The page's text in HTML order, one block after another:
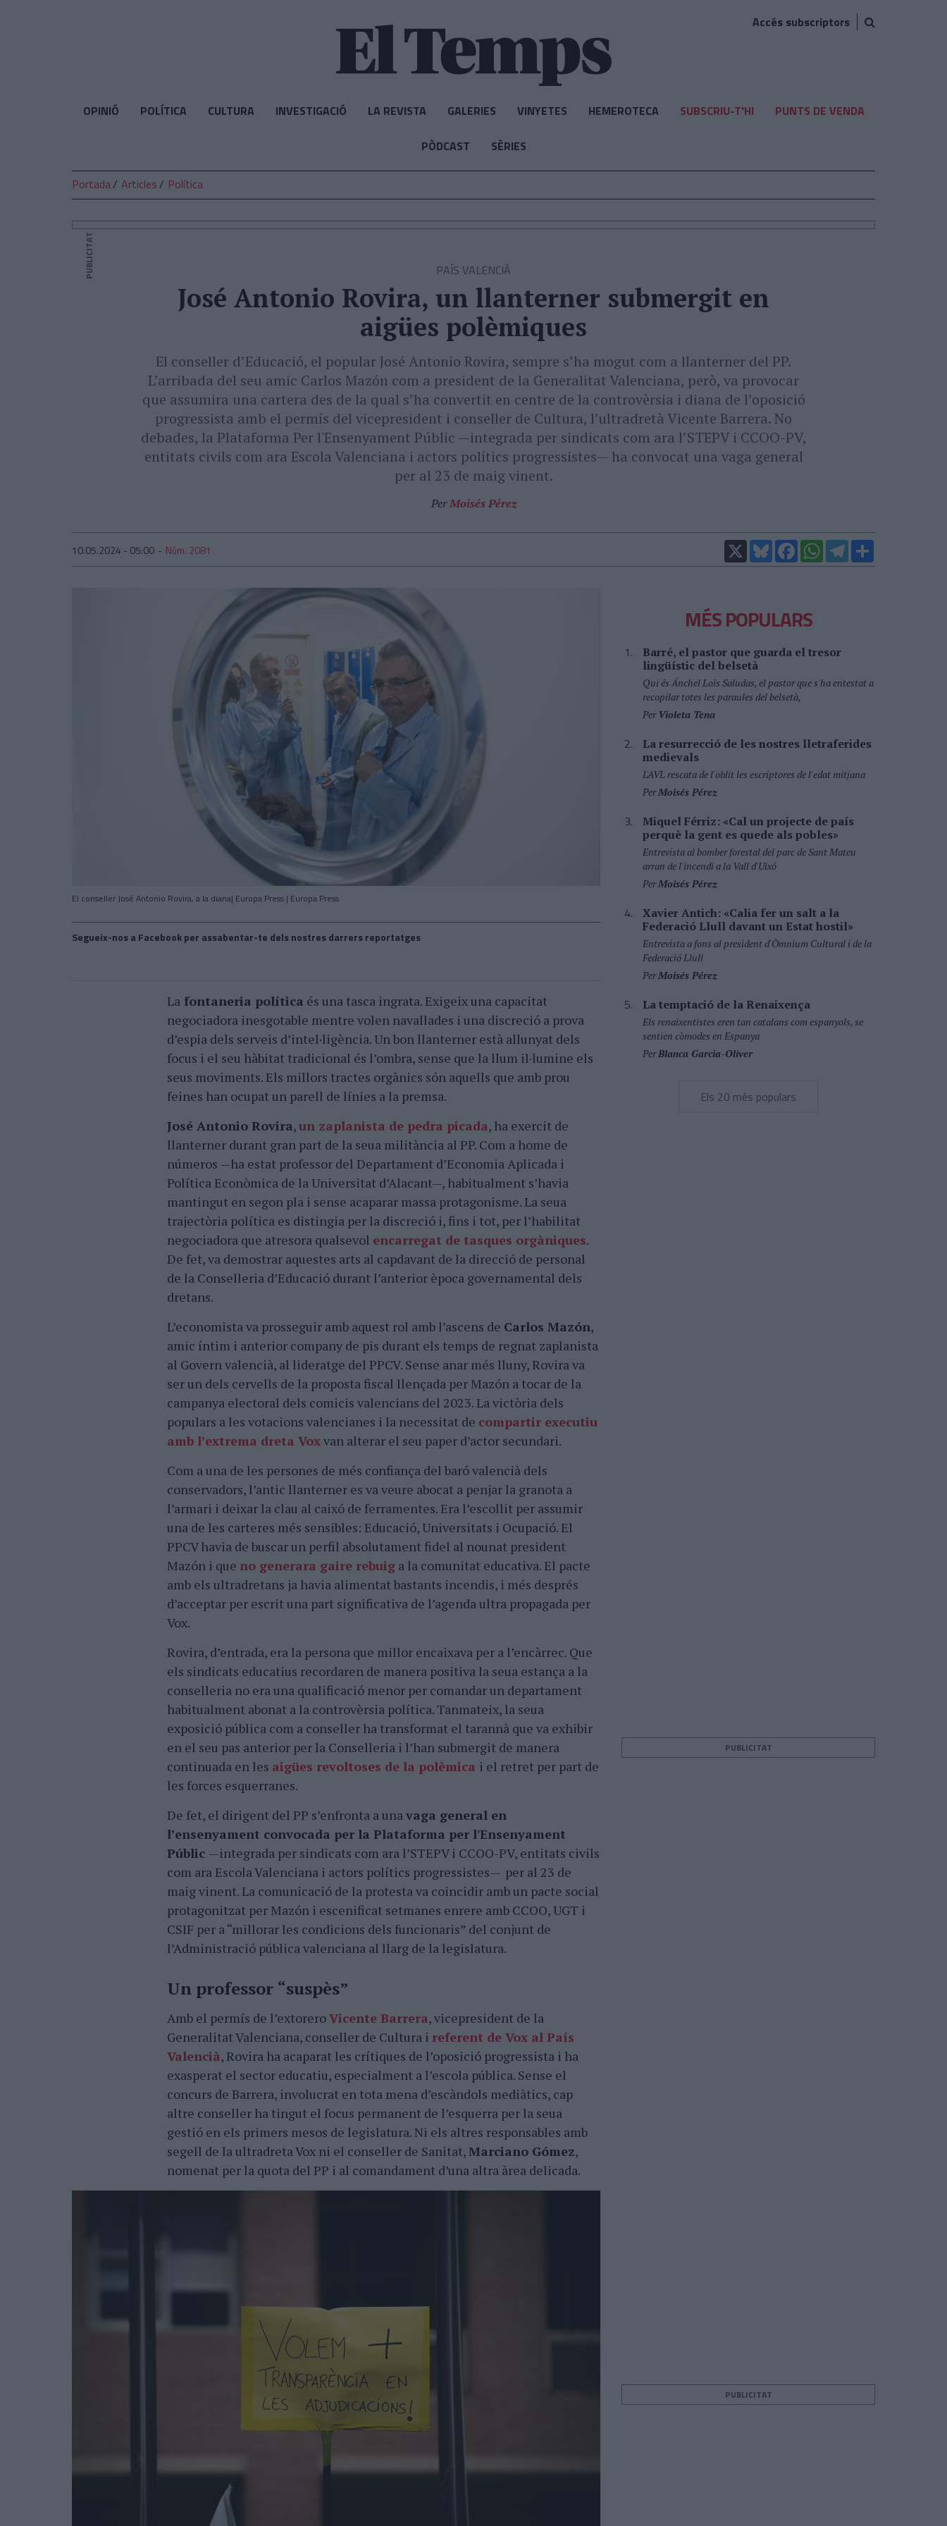
Accés subscriptors
OPINIÓ POLÍTICA CULTURA INVESTIGACIÓ LA REVISTA GALERIES VINYETES HEMEROTECA SUBSCRIU-T'HI PUNTS DE VENDA
PÒDCAST SÈRIES
Portada Articles Política
PUBLICITAT PAÍS VALENCIÀ
José Antonio Rovira, un llanterner submergit en
aigües polèmiques
El conseller d’Educació, el popular José Antonio Rovira, sempre s’ha mogut com a llanterner del PP.
L’arribada del seu amic Carlos Mazón com a president de la Generalitat Valenciana, però, va provocar
que assumira una cartera des de la qual s’ha convertit en centre de la controvèrsia i diana de l’oposició
progressista amb el permís del vicepresident i conseller de Cultura, l’ultradretà Vicente Barrera. No
debades, la Plataforma Per l'Ensenyament Públic —integrada per sindicats com ara l’STEPV i CCOO-PV,
entitats civils com ara Escola Valenciana i actors polítics progressistes— ha convocat una vaga general
per al 23 de maig vinent.
PerMoisés Pérez
10.05.2024 - 05:00 Núm. 2081 X BlueskyFacebookWhatsAppTelegram
El conseller José Antonio Rovira, a la diana| Europa Press | Europa Press
Segueix-nos a Facebook per assabentar-te dels nostres darrers reportatges
La fontaneria política és una tasca ingrata. Exigeix una capacitat
negociadora inesgotable mentre volen navallades i una discreció a prova
d’espia dels serveis d’intel·ligència. Un bon llanterner està allunyat dels
focus i el seu hàbitat tradicional és l’ombra, sense que la llum il·lumine els
seus moviments. Els millors tractes orgànics són aquells que amb prou
feines han ocupat un parell de línies a la premsa.
José Antonio Rovira,un zaplanista de pedra picada, ha exercit de
llanterner durant gran part de la seua militància al PP. Com a home de
números —ha estat professor del Departament d’Economia Aplicada i
Política Econòmica de la Universitat d’Alacant—, habitualment s’havia
mantingut en segon pla i sense acaparar massa protagonisme. La seua
trajectòria política es distingia per la discreció i, fins i tot, per l’habilitat
negociadora que atresora qualsevol encarregat de tasques orgàniques.
De fet, va demostrar aquestes arts al capdavant de la direcció de personal
de la Conselleria d’Educació durant l’anterior època governamental dels
dretans.
L’economista va prosseguir amb aquest rol amb l’ascens de Carlos Mazón,
amic íntim i anterior company de pis durant els temps de regnat zaplanista
al Govern valencià, al lideratge del PPCV. Sense anar més lluny, Rovira va
ser un dels cervells de la proposta fiscal llençada per Mazón a tocar de la
campanya electoral dels comicis valencians del 2023. La victòria dels
populars a les votacions valencianes i la necessitat de compartir executiu
amb l’extrema dreta Voxvan alterar el seu paper d’actor secundari.
Com a una de les persones de més confiança del baró valencià dels
conservadors, l’antic llanterner es va veure abocat a penjar la granota a
l’armari i deixar la clau al caixó de ferramentes. Era l’escollit per assumir
una de les carteres més sensibles: Educació, Universitats i Ocupació. El
PPCV havia de buscar un perfil absolutament fidel al nounat president
Mazón i que no generara gaire rebuig a la comunitat educativa. El pacte
amb els ultradretans ja havia alimentat bastants incendis, i més després
d’acceptar per escrit una part significativa de l’agenda ultra propagada per
Vox.
Rovira, d’entrada, era la persona que millor encaixava per a l’encàrrec. Que
els sindicats educatius recordaren de manera positiva la seua estança a la
conselleria no era una qualificació menor per comandar un departament
habitualment abonat a la controvèrsia política. Tanmateix, la seua
exposició pública com a conseller ha transformat el tarannà que va exhibir
en el seu pas anterior per la Conselleria i l’han submergit de manera
continuada en les aigües revoltoses de la polèmica i el retret per part de
les forces esquerranes.
De fet, el dirigent del PP s’enfronta a unavaga general en
l’ensenyament convocada per la Plataforma per l'Ensenyament
Públic —integrada per sindicats com ara l’STEPV i CCOO-PV, entitats civils
com ara Escola Valenciana i actors polítics progressistes— per al 23 de
maig vinent. La comunicació de la protesta va coincidir amb un pacte social
protagonitzat per Mazón i escenificat setmanes enrere amb CCOO, UGT i
CSIF per a “millorar les condicions dels funcionaris” del conjunt de
l’Administració pública valenciana al llarg de la legislatura.
Un professor “suspès”
Amb el permís de l’extoreroVicente Barrera, vicepresident de la
Generalitat Valenciana, conseller de Cultura i referent de Vox al País
Valencià, Rovira ha acaparat les crítiques de l’oposició progressista i ha
exasperat el sector educatiu, especialment a l’escola pública. Sense el
concurs de Barrera, involucrat en tota mena d’escàndols mediàtics, cap
altre conseller ha tingut el focus permanent de l’esquerra per la seua
gestió en els primers mesos de legislatura. Ni els altres responsables amb
segell de la ultradreta Vox ni el conseller de Sanitat,Marciano Gómez,
nomenat per la quota del PP i al comandament d’una altra àrea delicada.
MÉS POPULARS
Barré, el pastor que guarda el tresor
lingüístic del belsetà
Qui és Ánchel Lois Saludas, el pastor que s'ha entestat a
recopilar totes les paraules del belsetà,
PerVioleta Tena
La resurrecció de les nostres lletraferides
medievals
L'AVL rescata de l'oblit les escriptores de l'edat mitjana
PerMoisés Pérez
Miquel Férriz: «Cal un projecte de país
perquè la gent es quede als pobles»
Entrevista al bomber forestal del parc de Sant Mateu
arran de l'incendi a la Vall d'Uixó
PerMoisés Pérez
Xavier Antich: «Calia fer un salt a la
Federació Llull davant un Estat hostil»
Entrevista a fons al president d'Òmnium Cultural i de la
Federació Llull
PerMoisés Pérez
La temptació de la Renaixença
Els renaixentistes eren tan catalans com espanyols, se
sentien còmodes en Espanya
PerBlanca Garcia-Oliver
Els 20 més populars
PUBLICITAT
PUBLICITAT